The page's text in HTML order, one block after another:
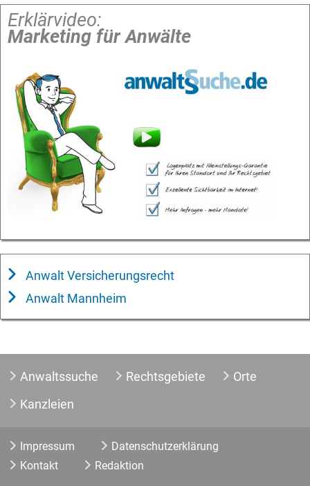
Erklärvideo:
Marketing für Anwälte
Anwalt Versicherungsrecht
Anwalt Mannheim
Anwaltssuche Rechtsgebiete
Orte
Kanzleien
Impressum
Datenschutzerklärung
Kontakt
Redaktion